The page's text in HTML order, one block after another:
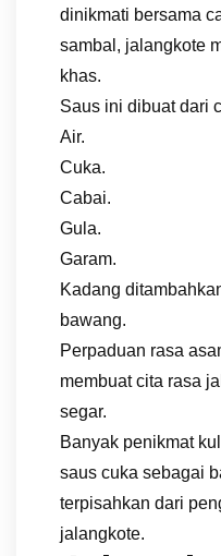
dinikmati bersama
sambal, jalangkote
khas.
Saus ini dibuat dari
Air.
Cuka.
Cabai.
Gula.
Garam.
Kadang
bawang.
Perpaduan rasa
membuat cita rasa
segar.
Banyak penikmat
saus cuka sebagai
terpisahkan dari
jalangkote.